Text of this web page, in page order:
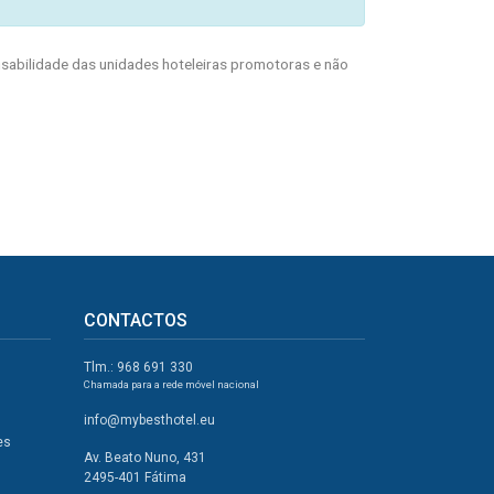
das unidades hoteleiras promotoras e não
CONTACTOS
Tlm.: 968 691 330
Chamada para a rede móvel nacional
info@mybesthotel.eu
Av. Beato Nuno, 431
2495-401 Fátima